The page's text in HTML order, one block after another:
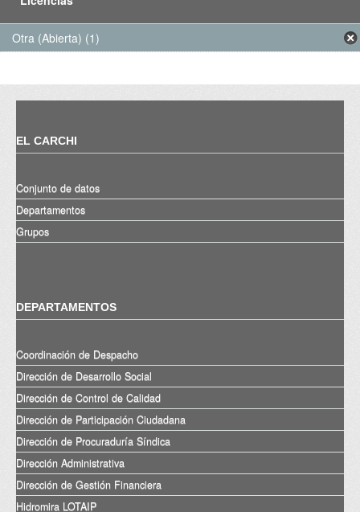
Otra (Abierta) (1)
EL CARCHI
Conjunto de datos
Departamentos
Grupos
DEPARTAMENTOS
Coordinación de Despacho
Dirección de Desarrollo Social
Dirección de Control de Calidad
Dirección de Participación Ciudadana
Dirección de Procuraduría Síndica
Dirección Administrativa
Dirección de Gestión Financiera
Hidromira LOTAIP